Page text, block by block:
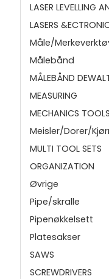
LASER LEVELLING
LASERS
Måle/
Målebånd
MÅLEBÅND
MEASURING
MECHANICS TOOLS
Meisler/Dorer/
MULTI TOOL SETS
ORGANIZATION
Øvrige
Pipe/skralle
Pipenøkkelsett
Platesakser
SAWS
SCREWDRIVERS